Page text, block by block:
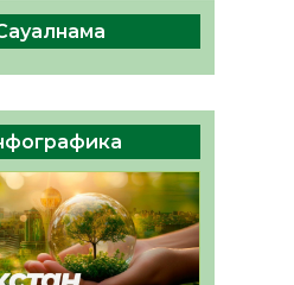
облыс
болып
64 0